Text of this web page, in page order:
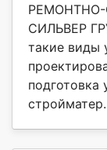
СИЛЬВЕР
такие виды
подготовка